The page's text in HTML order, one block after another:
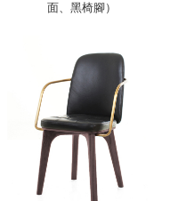
面、黑椅腳）